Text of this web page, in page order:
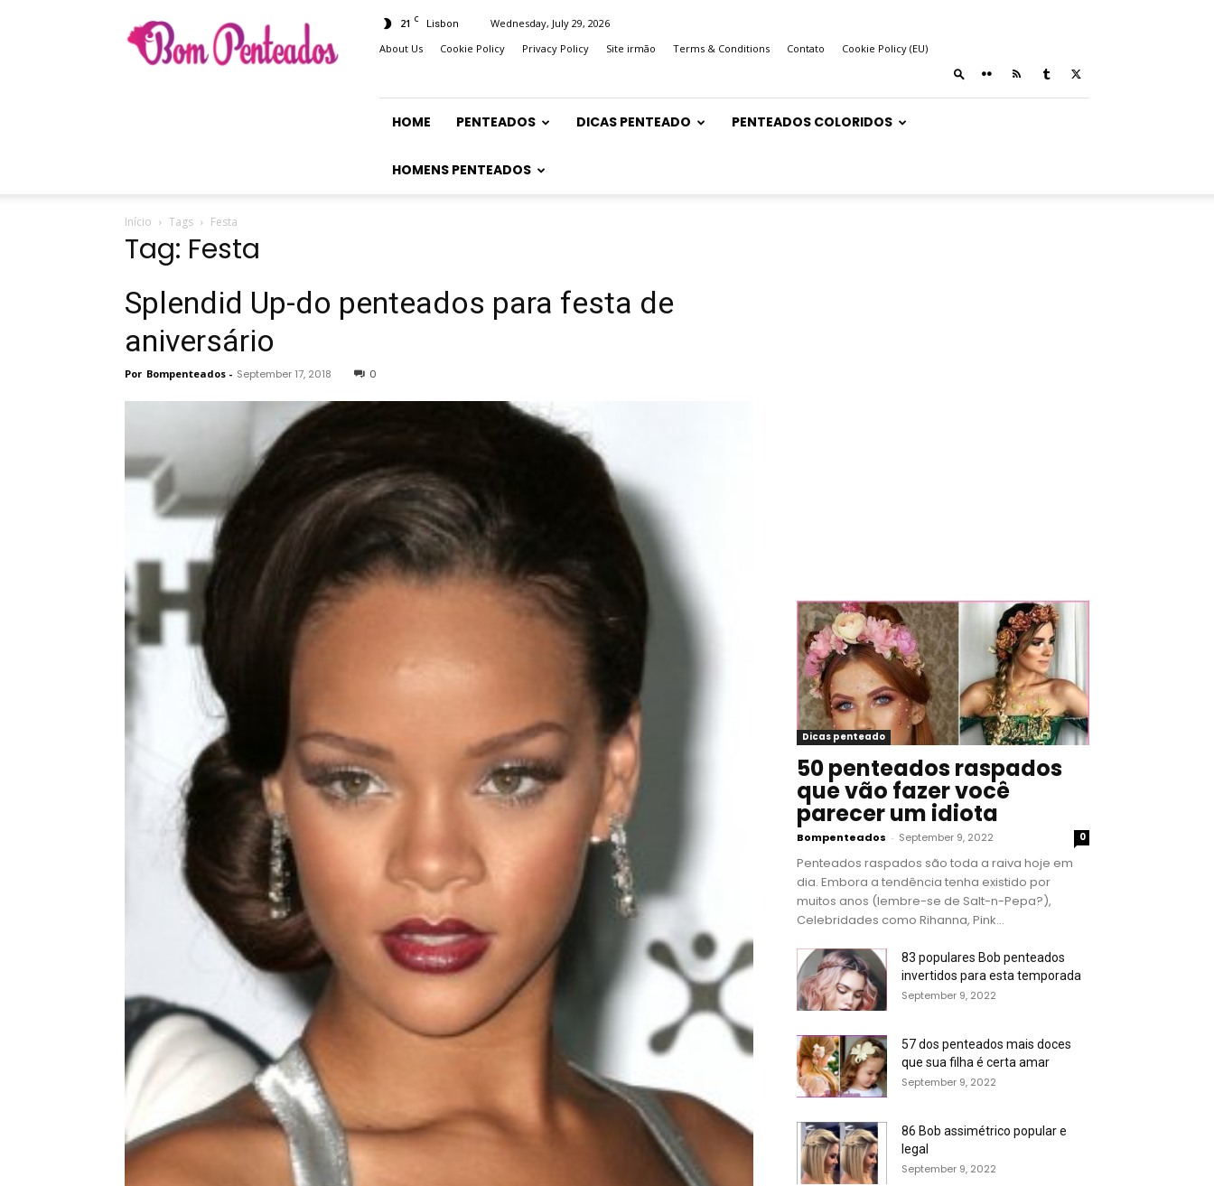
Penteados
21 C Lisbon
Wednesday, July 29, 2026
About Us
Cookie Policy Privacy Policy Site irmão Terms & Conditions Contato Cookie Policy (EU)
HOME PENTEADOS DICAS PENTEADO PENTEADOS COLORIDOS
HOMENS PENTEADOS
Início Tags Festa
Tag: Festa
Splendid Up-do penteados para festa de
aniversário
Por Bompenteados - September 17, 2018 0
Dicas penteado
50 penteados raspados
que vão fazer você
parecer um idiota
Bompenteados - September 9, 2022 0
Penteados raspados são toda a raiva hoje em
dia. Embora a tendência tenha existido por
muitos anos (lembre-se de Salt-n-Pepa?),
Celebridades como Rihanna, Pink...
83 populares Bob penteados
invertidos para esta temporada
September 9, 2022
57 dos penteados mais doces
que sua filha é certa amar
September 9, 2022
86 Bob assimétrico popular e
legal
September 9, 2022